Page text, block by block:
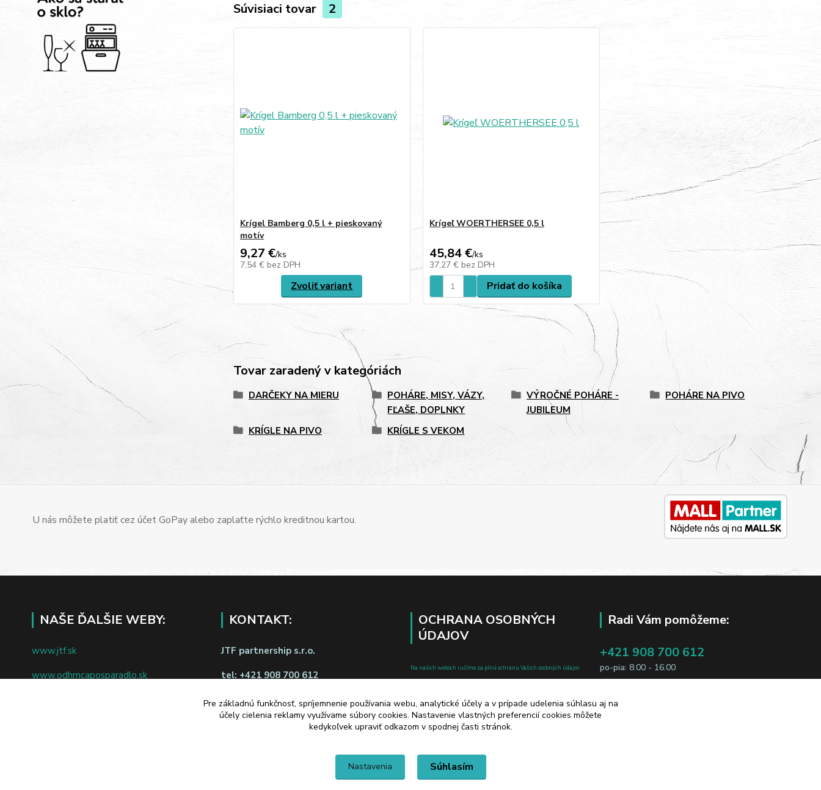
Súvisiaci tovar 2
Krígel Bamberg 0,5 l + pieskovaný
motív
9,27 €/ks
7,54 € bez DPH
Zvoliť variant
Krígeľ WOERTHERSEE 0,5 l
45,84 €/ks
37,27 € bez DPH
Pridať do košíka
Tovar zaradený v kategóriách
DARČEKY NA MIERU
POHÁRE, MISY, VÁZY,
FĽAŠE, DOPLNKY
VÝROČNÉ POHÁRE -
JUBILEUM
POHÁRE NA PIVO
KRÍGLE NA PIVO KRÍGLE S VEKOM
U nás môžete platiť cez účet GoPay alebo zaplaťte rýchlo kreditnou kartou.
NAŠE ĎALŠIE WEBY:
www.jtf.sk
www.odhrncaposparadlo.sk
KONTAKT:
JTF partnership s.r.o.
tel: +421 908 700 612
napíšte nám
Odstúpiť od zmluvy tu
OCHRANA OSOBNÝCH
ÚDAJOV
Na našich weboch ručíme za plnú ochranu Vašich osobných údajov
chránené v zmysle zákona č.122/2013 Z.z. o ochrane osobných údajov
a o zmene a doplnení niektorých zákonov.
Radi Vám pomôžeme:
+421 908 700 612
po-pia: 8.00 - 16.00
Pre základnú funkčnosť, spríjemnenie používania webu, analytické účely a v prípade udelenia súhlasu aj na
účely cielenia reklamy využívame súbory cookies. Nastavenie vlastných preferencií cookies môžete
kedykoľvek upraviť odkazom v spodnej časti stránok.
Nastavenia Súhlasím